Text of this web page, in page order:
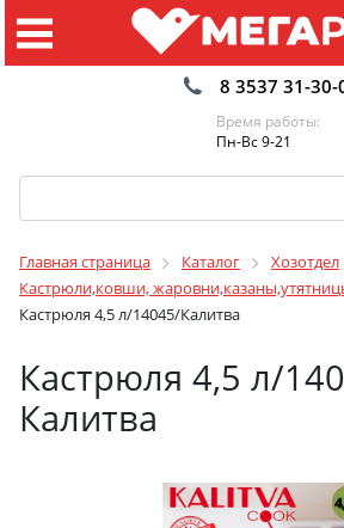
8 3537 31-30-
Время работы:
Пн-Вс 9-21
Главная страница Каталог Хозотдел
Кастрюли,ковши,
Кастрюля 4,5 л/14045/Калитва
Кастрюля 4,5 л/
Калитва